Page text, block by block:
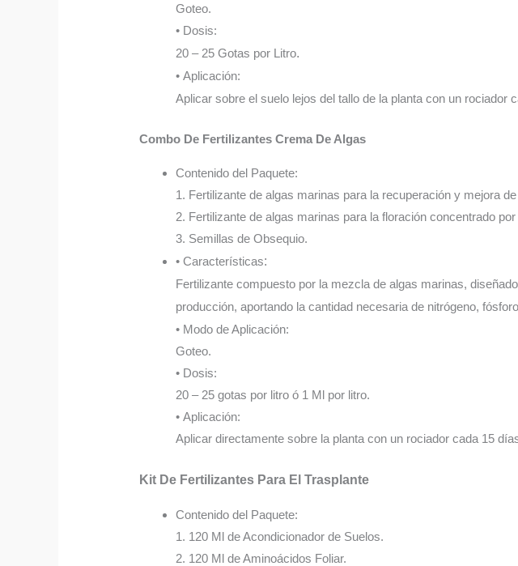
Goteo.
• Dosis:
20 – 25 Gotas por Litro.
• Aplicación:
Aplicar sobre el suelo lejos del tallo de la planta con un rociador
Combo De Fertilizantes Crema De Algas
Contenido del Paquete:
1. Fertilizante de algas marinas para la recuperación y mejora
2. Fertilizante de algas marinas para la floración concentrado
3. Semillas de Obsequio.
• Características:
Fertilizante compuesto por la mezcla de algas marinas,
producción, aportando la cantidad necesaria de nitrógeno,
• Modo de Aplicación:
Goteo.
• Dosis:
20 – 25 gotas por litro ó 1 Ml por litro.
• Aplicación:
Aplicar directamente sobre la planta con un rociador cada 15
Kit De Fertilizantes Para El Trasplante
Contenido del Paquete:
1. 120 Ml de Acondicionador de Suelos.
2. 120 Ml de Aminoácidos Foliar.